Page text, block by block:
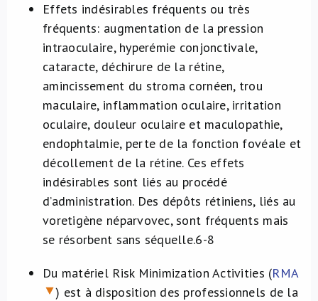
Effets indésirables fréquents ou très
fréquents: augmentation de la pression
intraoculaire, hyperémie conjonctivale,
cataracte, déchirure de la rétine,
amincissement du stroma cornéen, trou
maculaire, inflammation oculaire, irritation
oculaire, douleur oculaire et maculopathie,
endophtalmie, perte de la fonction fovéale et
décollement de la rétine. Ces effets
indésirables sont liés au procédé
d’administration. Des dépôts rétiniens, liés au
voretigène néparvovec, sont fréquents mais
se résorbent sans séquelle.6-8
Du matériel Risk Minimization Activities (RMA
) est à disposition des professionnels de la